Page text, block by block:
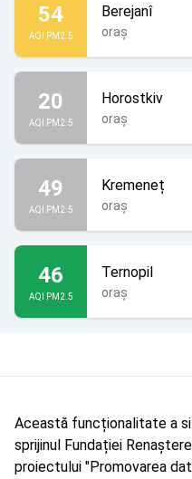
54
AQI PM2.5
Berejanî
oraș
20
AQI PM2.5
Horostkiv
oraș
49
AQI PM2.5
Kremeneț
oraș
46
AQI PM2.5
Ternopil
oraș
Această funcționalitate a
sprijinul Fundației
proiectului "Promovarea